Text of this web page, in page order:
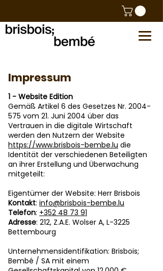
Impressum
1 - Website Edition
Gemäß Artikel 6 des Gesetzes Nr. 2004-
575 vom 21. Juni 2004 über das
Vertrauen in die digitale Wirtschaft
werden den Nutzern der Website
https://www.brisbois-bembe.lu die
Identität der verschiedenen Beteiligten
an ihrer Erstellung und Überwachung
mitgeteilt:
Eigentümer der Website: Herr Brisbois
Kontakt: info@brisbois-bembe.lu
Telefon: +352 48 73 91
Adresse: 212, Z.A.E. Wolser A, L-3225
Bettembourg
Unternehmensidentifikation: Brisbois;
Bembé / SA mit einem